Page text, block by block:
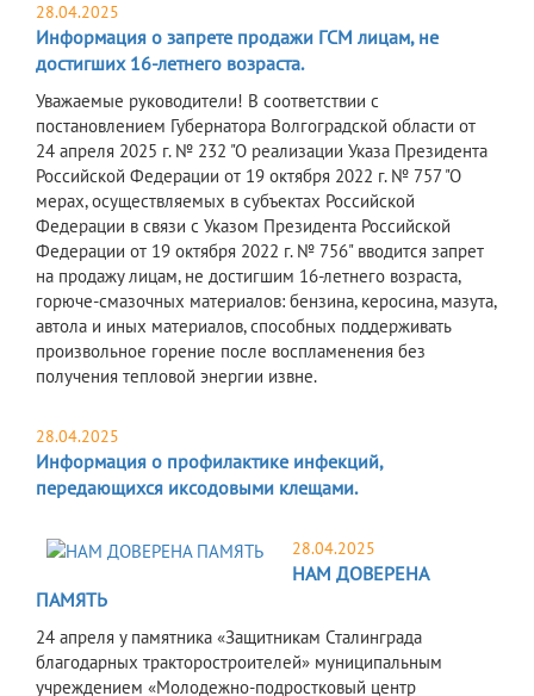
28.04.2025
Информация о запрете продажи ГСМ лицам, не
достигших 16-летнего возраста.
Уважаемые руководители! В соответствии с
постановлением Губернатора Волгоградской области от
24 апреля 2025 г. № 232 "О реализации Указа Президента
Российской Федерации от 19 октября 2022 г. № 757 "О
мерах, осуществляемых в субъектах Российской
Федерации в связи с Указом Президента Российской
Федерации от 19 октября 2022 г. № 756" вводится запрет
на продажу лицам, не достигшим 16-летнего возраста,
горюче-смазочных материалов: бензина, керосина, мазута,
автола и иных материалов, способных поддерживать
произвольное горение после воспламенения без
получения тепловой энергии извне.
28.04.2025
Информация о профилактике инфекций,
передающихся иксодовыми клещами.
28.04.2025
НАМ ДОВЕРЕНА
ПАМЯТЬ
24 апреля у памятника «Защитникам Сталинграда
благодарных тракторостроителей» муниципальным
учреждением «Молодежно-подростковый центр